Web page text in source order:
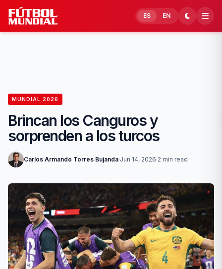
Skip to content
ES EN
MUNDIAL 2026
Brincan los Canguros y
sorprenden a los turcos
Carlos Armando Torres Bujanda·Jun 14, 2026·2 min read